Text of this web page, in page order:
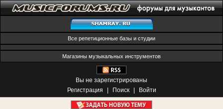
Все репетиционные базы и студии
Магазины музыкальных инструментов
Вы не зарегистрированы
Регистрация
Поиск Войти